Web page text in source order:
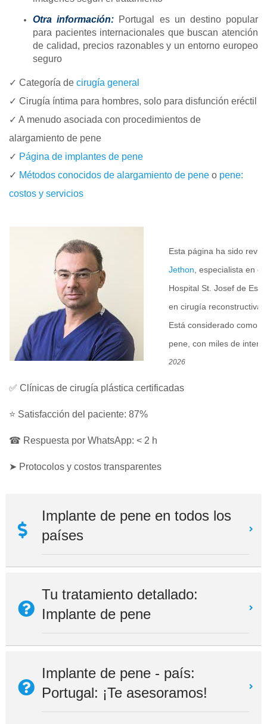
Otra información: Portugal es un destino popular
para pacientes internacionales que buscan atención
de calidad, precios razonables y un entorno europeo
seguro
✓ Categoría de cirugía general
✓ Cirugía íntima para hombres, solo para disfunción eréctil
✓ A menudo asociada con procedimientos de
alargamiento de pene
✓ Página de implantes de pene
✓ Métodos conocidos de alargamiento de pene o pene:
costos y servicios
Esta página ha sido
Jethon , especialista en
Hospital St. Josef de
en cirugía reconstructiva
Está considerado como
pene, con miles de
2026
✅ Clínicas de cirugía plástica certificadas
⭐ Satisfacción del paciente: 87%
☎ Respuesta por WhatsApp: < 2 h
➤ Protocolos y costos transparentes
Implante de pene en todos los
países
Tu tratamiento detallado:
Implante de pene
Implante de pene - país:
Portugal: ¡Te asesoramos!